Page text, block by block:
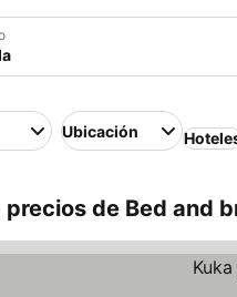
Ubicación
precios de Bed and